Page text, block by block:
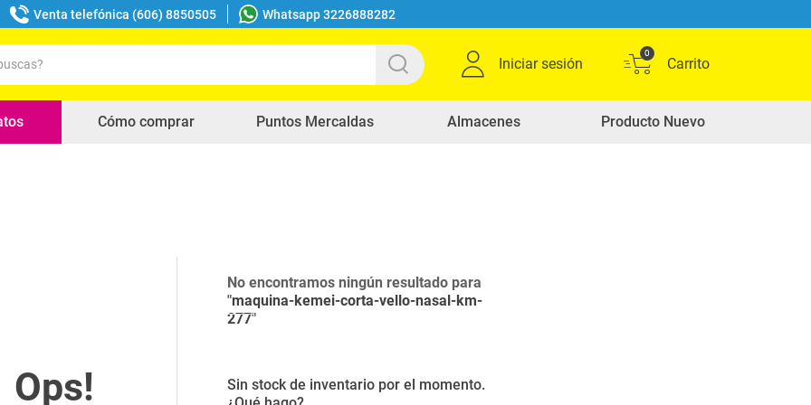
Venta telefónica (606) 8850505 Whatsapp 3226888282
Iniciar sesión
0
Cómo comprar Puntos Mercaldas Almacenes Producto Nuevo
No encontramos ningún resultado para
"maquina-kemei-corta-vello-nasal-km-
277"
Sin stock de inventario por el momento.
buscados